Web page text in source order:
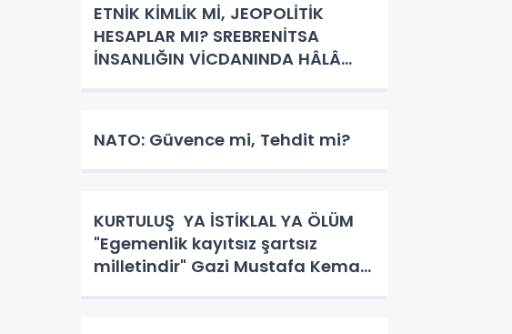
ETNİK KİMLİK Mİ, JEOPOLİTİK
HESAPLAR MI? SREBRENİTSA
İNSANLIĞIN VİCDANINDA HÂLÂ
NATO: Güvence mi, Tehdit mi?
KURTULUŞ YA İSTİKLAL YA ÖLÜM
"Egemenlik kayıtsız şartsız
milletindir" Gazi Mustafa Kemal